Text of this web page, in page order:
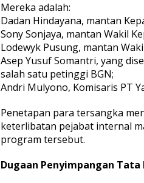
Mereka adalah:
Dadan Hindayana, mantan
Sony Sonjaya, mantan Wakil
Lodewyk Pusung, mantan
Asep Yusuf Somantri, yang
salah satu petinggi BGN;
Andri Mulyono, Komisaris PT
Penetapan para tersangka
keterlibatan pejabat internal
program tersebut.
Dugaan Penyimpangan Tata